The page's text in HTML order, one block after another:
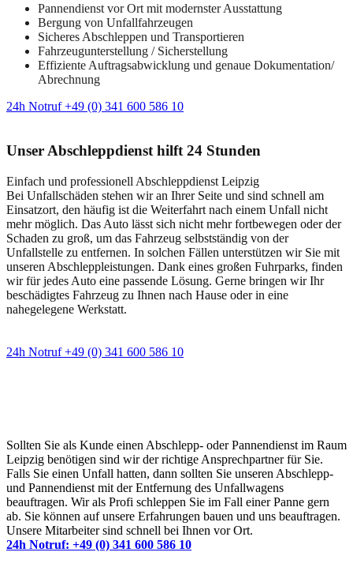
Pannendienst vor Ort mit modernster Ausstattung
Bergung von Unfallfahrzeugen
Sicheres Abschleppen und Transportieren
Fahrzeugunterstellung / Sicherstellung
Effiziente Auftragsabwicklung und genaue Dokumentation/
Abrechnung
24h Notruf +49 (0) 341 600 586 10
Unser Abschleppdienst hilft 24 Stunden
Einfach und professionell Abschleppdienst Leipzig
Bei Unfallschäden stehen wir an Ihrer Seite und sind schnell am
Einsatzort, den häufig ist die Weiterfahrt nach einem Unfall nicht
mehr möglich. Das Auto lässt sich nicht mehr fortbewegen oder der
Schaden zu groß, um das Fahrzeug selbstständig von der
Unfallstelle zu entfernen. In solchen Fällen unterstützen wir Sie mit
unseren Abschleppleistungen. Dank eines großen Fuhrparks, finden
wir für jedes Auto eine passende Lösung. Gerne bringen wir Ihr
beschädigtes Fahrzeug zu Ihnen nach Hause oder in eine
nahegelegene Werkstatt.
24h Notruf +49 (0) 341 600 586 10
Sollten Sie als Kunde einen Abschlepp- oder Pannendienst im Raum
Leipzig benötigen sind wir der richtige Ansprechpartner für Sie.
Falls Sie einen Unfall hatten, dann sollten Sie unseren Abschlepp-
und Pannendienst mit der Entfernung des Unfallwagens
beauftragen. Wir als Profi schleppen Sie im Fall einer Panne gern
ab. Sie können auf unsere Erfahrungen bauen und uns beauftragen.
Unsere Mitarbeiter sind schnell bei Ihnen vor Ort.
24h Notruf: +49 (0) 341 600 586 10